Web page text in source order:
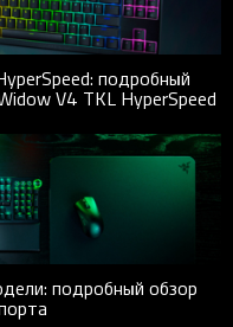
подробный
V4 TKL HyperSpeed
подробный обзор